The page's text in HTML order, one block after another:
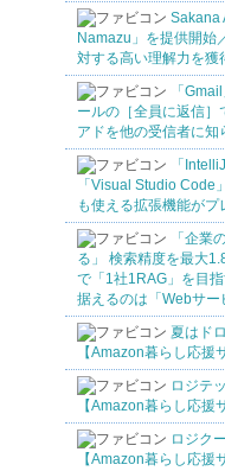
Sakana
Namazu」を提供開始
対する高い理解力を獲
「
ールの［全員に返信］
アドを他の受信者に知
「
「Visual Studio Code
も使える拡張機能がプ
「企業
る」 検索精度を最大
で「1社1RAG」を目
据えるのは「Webサー
夏はド
【Amazon暮らし応援
ロジテ
【Amazon暮らし応援
ロジク
【Amazon暮らし応援